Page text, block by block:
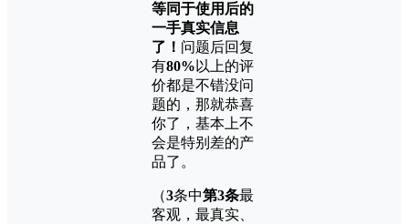
等同于使用后的
一手真实信息
了！ 问题后回复
有80% 以上的评
价都是不错没问
题的，那就恭喜
你了，基本上不
会是特别差的产
品了。
（3条中第3条最
客观，最真实、